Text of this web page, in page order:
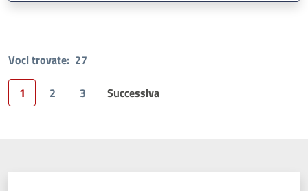
Voci trovate: 27
1
2 3 Pagina
Successiva